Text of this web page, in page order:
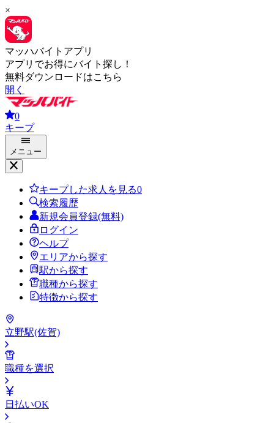
×
マッハバイトアプリ
アプリでお得にバイト探し！
無料ダウンロードはこちら
開く
0
キープ
メニュー
キープした求人を見る0
検索履歴
新規会員登録(無料)
ログイン
ヘルプ
エリアから探す
駅から探す
職種から探す
特徴から探す
立野駅(佐賀)
職種を選択
日払いOK